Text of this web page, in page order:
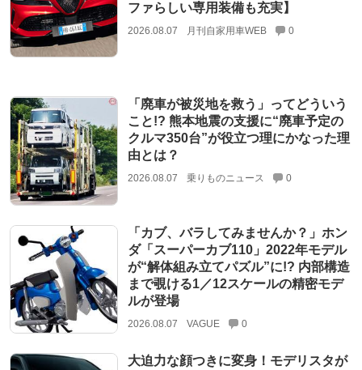
ファらしい専用装備も充実】
2026.08.07 月刊自家用車WEB 0
「廃車が被災地を救う」ってどういう
こと!? 熊本地震の支援に“廃車予定の
クルマ350台”が役立つ理にかなった理
由とは？
2026.08.07 乗りものニュース 0
「カブ、バラしてみませんか？」ホン
ダ「スーパーカブ110」2022年モデル
が“解体組み立てパズル”に!? 内部構造
まで覗ける1／12スケールの精密モデ
ルが登場
2026.08.07 VAGUE 0
大迫力な顔つきに変身！モデリスタが